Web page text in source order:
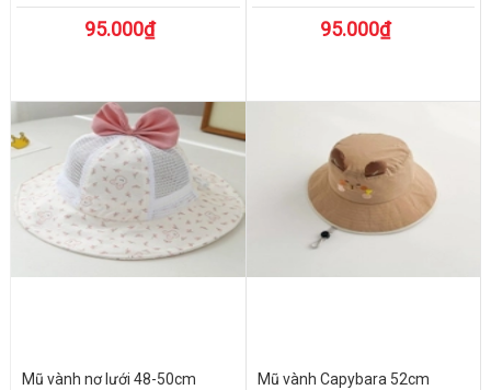
95.000₫ 95.000₫
Mũ vành nơ lưới 48-50cm Mũ vành Capybara 52cm